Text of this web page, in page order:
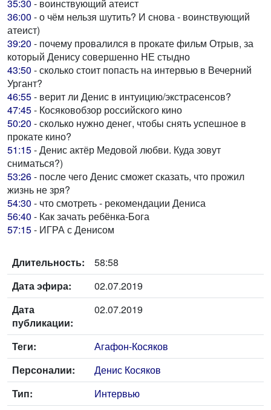
35:30 - воинствующий атеист
36:00 - о чём нельзя шутить? И снова - воинствующий
атеист)
39:20 - почему провалился в прокате фильм Отрыв, за
который Денису совершенно НЕ стыдно
43:50 - сколько стоит попасть на интервью в Вечерний
Ургант?
46:55- верит ли Денис в интуицию/экстрасенсов?
47:45- Косяковобзор российского кино
50:20 - сколько нужно денег, чтобы снять успешное в
прокате кино?
51:15- Денис актёр Медовой любви. Куда зовут
сниматься?)
53:26- после чего Денис сможет сказать, что прожил
жизнь не зря?
54:30 - что смотреть - рекомендации Дениса
56:40 - Как зачать ребёнка-Бога
57:15- ИГРА с Денисом
Длительность:
58:58
Дата эфира:
02.07.2019
Дата
публикации:
02.07.2019
Теги:
Агафон-Косяков
Персоналии:
Денис Косяков
Тип:
Интервью